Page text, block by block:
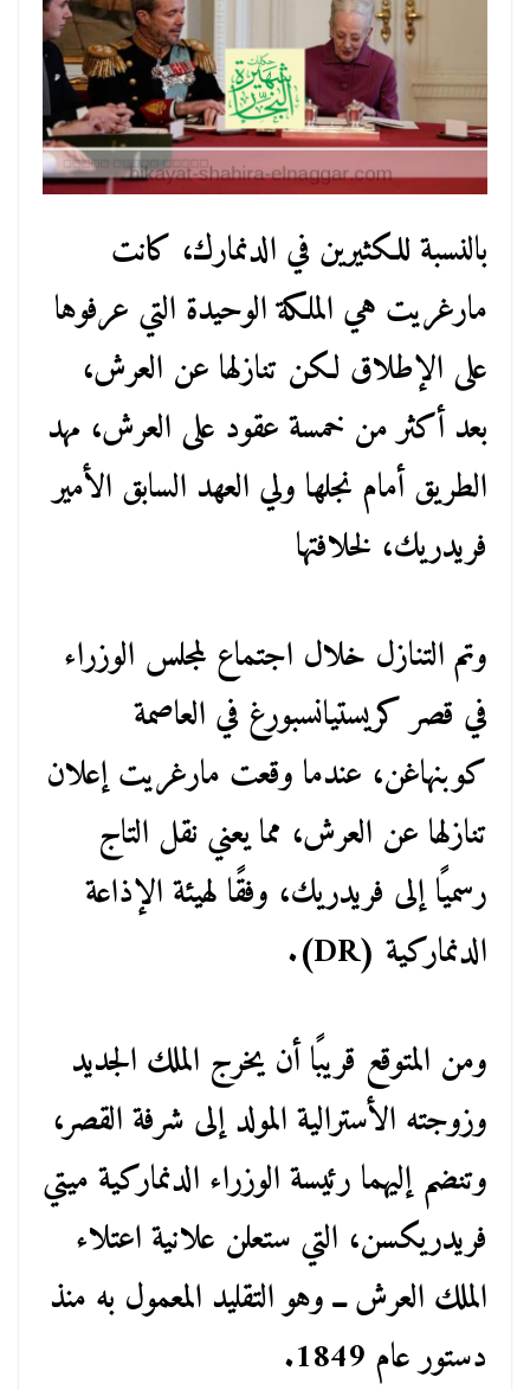
بالنسبة للكثيرين في الدنمارك، كانت
مارغريت هي الملكة الوحيدة التي عرفوها
على الإطلاق لكن تنازلها عن العرش،
بعد أكثر من خمسة عقود على العرش، مهد
الطريق أمام نجلها ولي العهد السابق الأمير
فريدريك، لخلافتها
وتم التنازل خلال اجتماع لمجلس الوزراء
في قصر كريستيانسبورغ في العاصمة
كوبنهاغن، عندما وقعت مارغريت إعلان
تنازلها عن العرش، مما يعني نقل التاج
رسميًا إلى فريدريك، وفقًا لهيئة الإذاعة
الدنماركية (DR).
ومن المتوقع قريبًا أن يخرج الملك الجديد
وزوجته الأسترالية المولد إلى شرفة القصر،
وتنضم إليهما رئيسة الوزراء الدنماركية ميتي
فريدريكسن، التي ستعلن علانية اعتلاء
الملك العرش ــ وهو التقليد المعمول به منذ
دستور عام 1849.